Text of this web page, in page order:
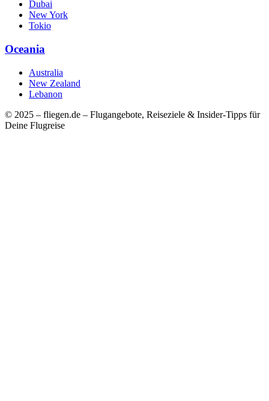
Dubai
New York
Tokio
Oceania
Australia
New Zealand
Lebanon
© 2025 – fliegen.de – Flugangebote, Reiseziele & Insider-Tipps für
Deine Flugreise